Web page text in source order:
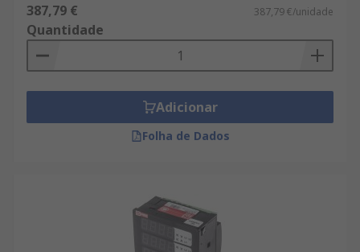
387,79 € 387,79 €/unidade
Quantidade
Adicionar
Folha de Dados